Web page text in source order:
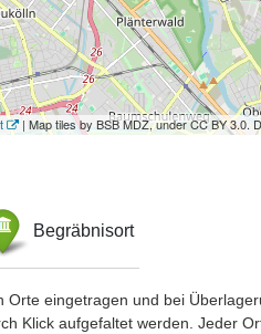
| Map tiles by BSB MDZ, under CC BY 3.0.
Begräbnisort
eingetragen und bei
Klick aufgefaltet werden. Jeder